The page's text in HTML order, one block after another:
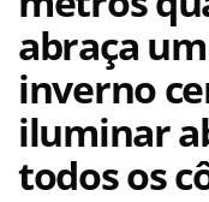
abraça
inverno
iluminar
todos os